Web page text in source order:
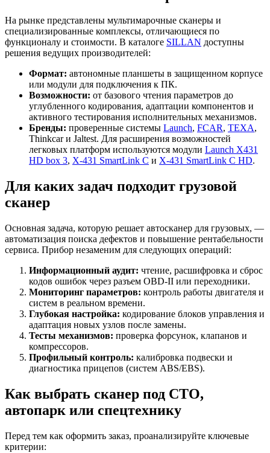
На рынке представлены мультимарочные сканеры и
специализированные комплексы, отличающиеся по
функционалу и стоимости. В каталоге SILLAN доступны
решения ведущих производителей:
Формат: автономные планшеты в защищенном корпусе
или модули для подключения к ПК.
Возможности: от базового чтения параметров до
углубленного кодирования, адаптации компонентов и
активного тестирования исполнительных механизмов.
Бренды: проверенные системы Launch, FCAR, TEXA,
Thinkcar и Jaltest. Для расширения возможностей
легковых платформ используются модули Launch X431
HD box 3, X-431 SmartLink C и X-431 SmartLink C HD.
Для каких задач подходит грузовой
сканер
Основная задача, которую решает автосканер для грузовых, —
автоматизация поиска дефектов и повышение рентабельности
сервиса. Прибор незаменим для следующих операций:
Информационный аудит: чтение, расшифровка и сброс
кодов ошибок через разъем OBD-II или переходники.
Мониторинг параметров: контроль работы двигателя и
систем в реальном времени.
Глубокая настройка: кодирование блоков управления и
адаптация новых узлов после замены.
Тесты механизмов: проверка форсунок, клапанов и
компрессоров.
Профильный контроль: калибровка подвески и
диагностика прицепов (систем ABS/EBS).
Как выбрать сканер под СТО,
автопарк или спецтехнику
Перед тем как оформить заказ, проанализируйте ключевые
критерии: